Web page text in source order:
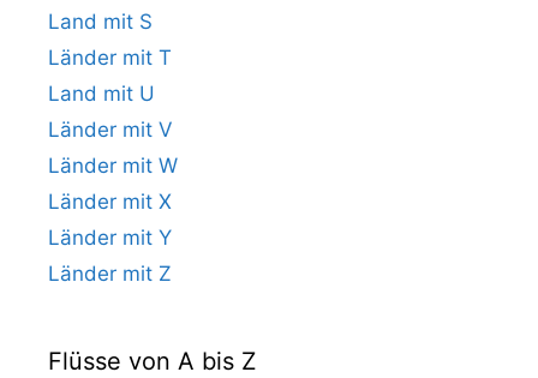
Land mit S
Länder mit T
Land mit U
Länder mit V
Länder mit W
Länder mit X
Länder mit Y
Länder mit Z
Flüsse von A bis Z